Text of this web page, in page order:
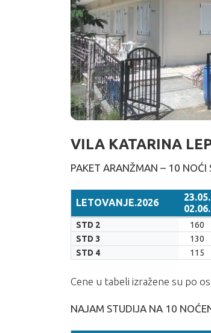
VILA KATARINA
PAKET ARANŽMAN – 10 NOĆI
LETOVANJE.2026
23.05.
02.06.
LETOVANJE.2026
23.05.
02.06.
STD 2 160
STD 3
130
STD 4
115
Cene u tabeli izražene su po
NAJAM STUDIJA NA 10